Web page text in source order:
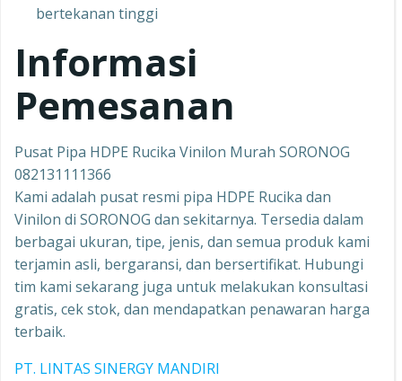
bertekanan tinggi
Informasi
Pemesanan
Pusat Pipa HDPE Rucika Vinilon Murah SORONOG
082131111366
Kami adalah pusat resmi pipa HDPE Rucika dan
Vinilon di SORONOG dan sekitarnya. Tersedia dalam
berbagai ukuran, tipe, jenis, dan semua produk kami
terjamin asli, bergaransi, dan bersertifikat. Hubungi
tim kami sekarang juga untuk melakukan konsultasi
gratis, cek stok, dan mendapatkan penawaran harga
terbaik.
PT. LINTAS SINERGY MANDIRI